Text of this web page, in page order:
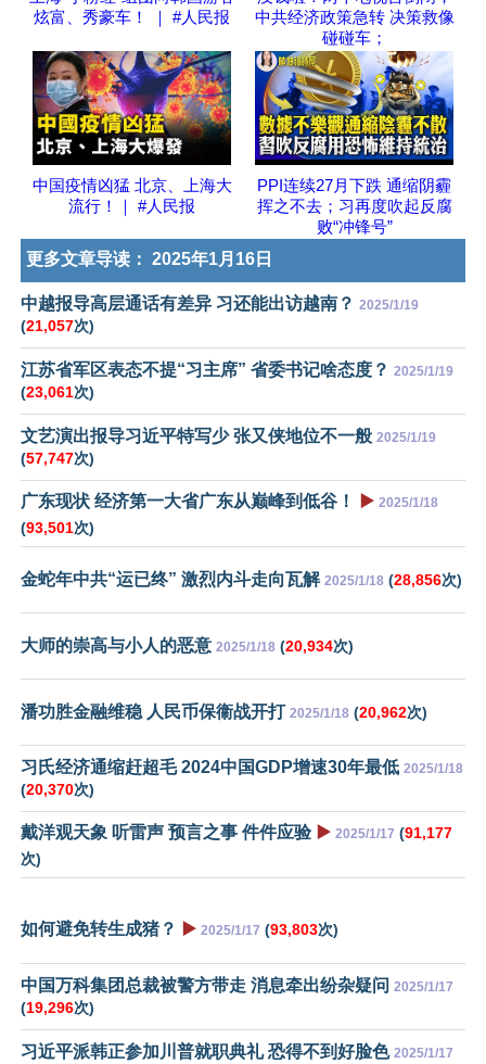
炫富、秀豪车！ ｜ #人民报
中共经济政策急转 决策救像
碰碰车；
中国疫情凶猛 北京、上海大
流行！｜ #人民报
PPI连续27月下跌 通缩阴霾
挥之不去；习再度吹起反腐
败“冲锋号”
更多文章导读： 2025年1月16日
中越报导高层通话有差异 习还能出访越南？ 2025/1/19
(21,057次)
江苏省军区表态不提“习主席” 省委书记啥态度？ 2025/1/19
(23,061次)
文艺演出报导习近平特写少 张又侠地位不一般 2025/1/19
(57,747次)
广东现状 经济第一大省广东从巅峰到低谷！ ▶️ 2025/1/18
(93,501次)
金蛇年中共“运已终” 激烈内斗走向瓦解 2025/1/18 (28,856次)
大师的崇高与小人的恶意 2025/1/18 (20,934次)
潘功胜金融维稳 人民币保衞战开打 2025/1/18 (20,962次)
习氏经济通缩赶超毛 2024中国GDP增速30年最低 2025/1/18
(20,370次)
戴洋观天象 听雷声 预言之事 件件应验 ▶️ 2025/1/17 (91,177
次)
如何避免转生成猪？ ▶️ 2025/1/17 (93,803次)
中国万科集团总裁被警方带走 消息牵出纷杂疑问 2025/1/17
(19,296次)
习近平派韩正参加川普就职典礼 恐得不到好脸色 2025/1/17